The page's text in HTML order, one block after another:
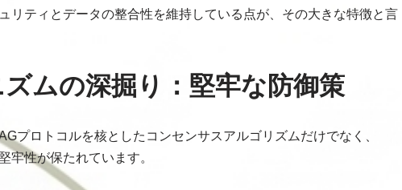
リティとデータの整合性を維持している点が、その大きな特徴と言
ムの深掘り：堅牢な防御策
プロトコルを核としたコンセンサスアルゴリズムだけでなく、
牢性が保たれています。